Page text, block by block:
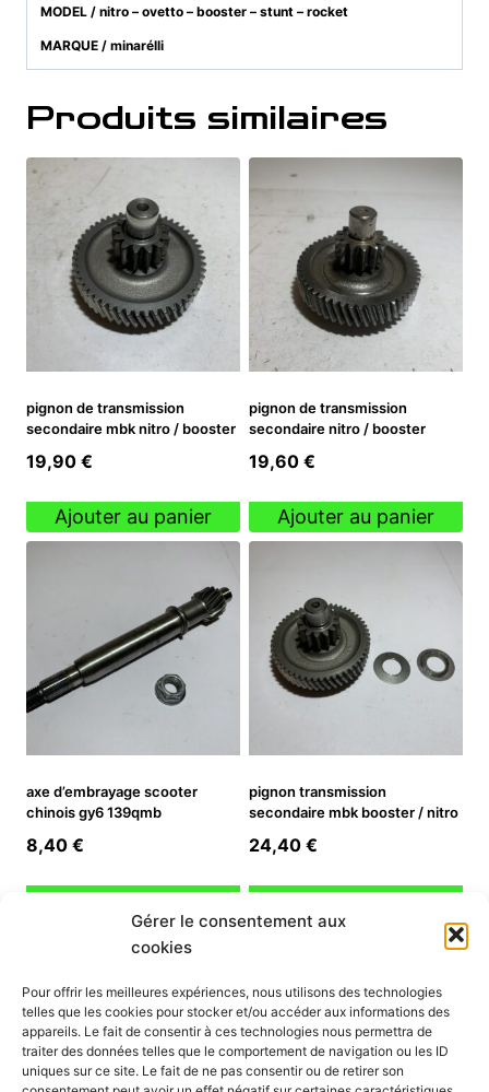
Gérer le consentement aux
cookies
Pour offrir les meilleures expériences, nous utilisons des technologies
telles que les cookies pour stocker et/ou accéder aux informations des
appareils. Le fait de consentir à ces technologies nous permettra de
traiter des données telles que le comportement de navigation ou les ID
uniques sur ce site. Le fait de ne pas consentir ou de retirer son
MODEL / nitro – ovetto – booster – stunt – rocket
MARQUE / minarélli
Produits similaires
pignon de transmission
secondaire mbk nitro / booster
19,90 €
Ajouter au panier
pignon de transmission
secondaire nitro / booster
19,60 €
Ajouter au panier
axe d’embrayage scooter
chinois gy6 139qmb
8,40 €
pignon transmission
secondaire mbk booster / nitro
24,40 €
INFORMATION
Mon compte
Nous contacter
Mode paiement